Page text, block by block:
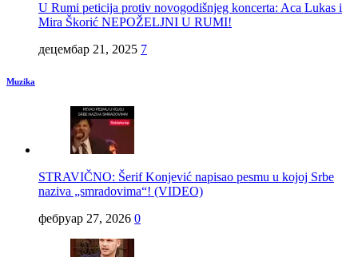
U Rumi peticija protiv novogodišnjeg koncerta: Aca Lukas i
Mira Škorić NEPOŽELJNI U RUMI!
децембар 21, 2025 7
Muzika
STRAVIČNO: Šerif Konjević napisao pesmu u kojoj Srbe
naziva „smradovima“! (VIDEO)
фебруар 27, 2026 0